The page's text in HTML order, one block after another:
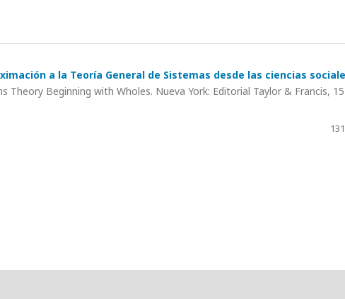
a la Teoría General de Sistemas desde las ciencias
Theory Beginning with Wholes. Nueva York: Editorial Taylor & Francis,